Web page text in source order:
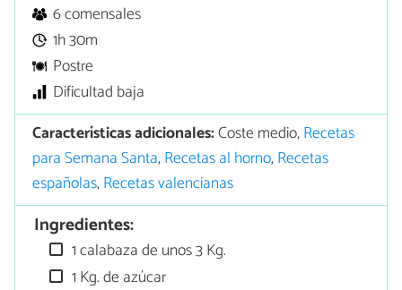
6 comensales
1h 30m
Postre
Dificultad baja
Características adicionales:Coste medio,Recetas
para Semana Santa,Recetas al horno,Recetas
españolas,Recetas valencianas
Ingredientes:
1 calabaza de unos 3 Kg.
1 Kg. de azúcar